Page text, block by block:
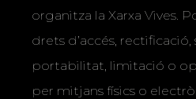
organitza la Xarxa Vives.
drets d’accés, rectificació,
portabilitat, limitació o
per mitjans físics o